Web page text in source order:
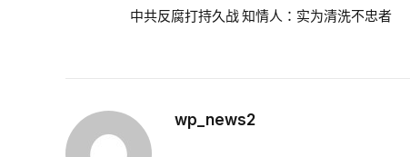
中共反腐打持久战 知情人：实为清洗不忠者
wp_news2